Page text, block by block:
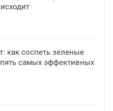
как соспеть зеленые
самых эффективных